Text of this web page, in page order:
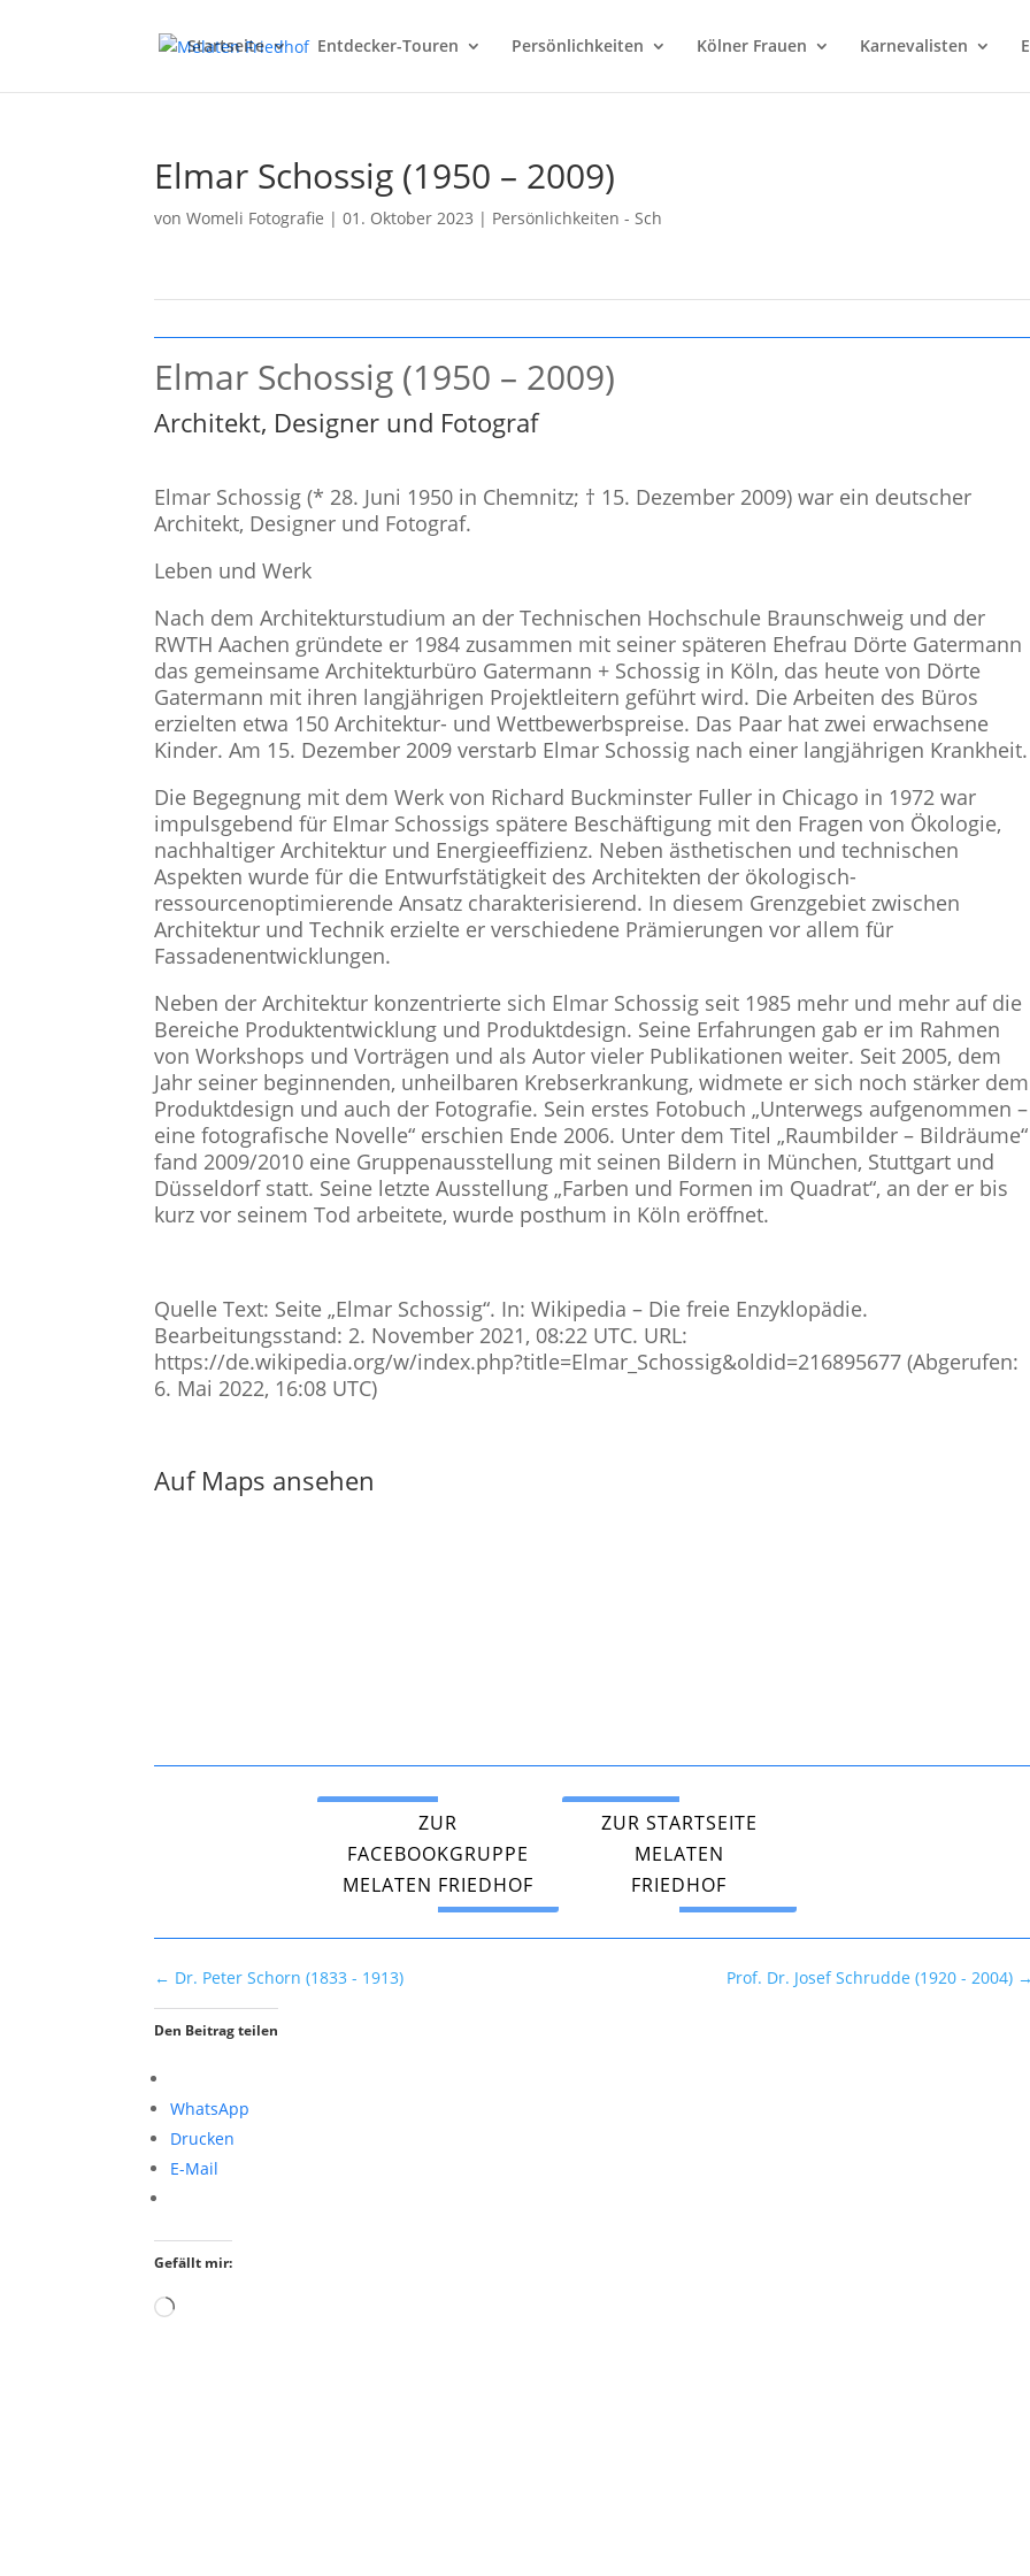
Startseite Entdecker-Touren Persönlichkeiten Kölner Frauen Karnevalisten
Elmar Schossig (1950 – 2009)
vonWomeli Fotografie |01. Oktober 2023 | Persönlichkeiten - Sch
Elmar Schossig (1950 – 2009)
Architekt, Designer und Fotograf
Elmar Schossig (* 28. Juni 1950 in Chemnitz; † 15. Dezember 2009) war ein deutscher
Architekt, Designer und Fotograf.
Leben und Werk
Nach dem Architekturstudium an der Technischen Hochschule Braunschweig und der
RWTH Aachen gründete er 1984 zusammen mit seiner späteren Ehefrau Dörte Gatermann
das gemeinsame Architekturbüro Gatermann + Schossig in Köln, das heute von Dörte
Gatermann mit ihren langjährigen Projektleitern geführt wird. Die Arbeiten des Büros
erzielten etwa 150 Architektur- und Wettbewerbspreise. Das Paar hat zwei erwachsene
Kinder. Am 15. Dezember 2009 verstarb Elmar Schossig nach einer langjährigen Krankheit.
Die Begegnung mit dem Werk von Richard Buckminster Fuller in Chicago in 1972 war
impulsgebend für Elmar Schossigs spätere Beschäftigung mit den Fragen von Ökologie,
nachhaltiger Architektur und Energieeffizienz. Neben ästhetischen und technischen
Aspekten wurde für die Entwurfstätigkeit des Architekten der ökologisch-
ressourcenoptimierende Ansatz charakterisierend. In diesem Grenzgebiet zwischen
Architektur und Technik erzielte er verschiedene Prämierungen vor allem für
Fassadenentwicklungen.
Neben der Architektur konzentrierte sich Elmar Schossig seit 1985 mehr und mehr auf die
Bereiche Produktentwicklung und Produktdesign. Seine Erfahrungen gab er im Rahmen
von Workshops und Vorträgen und als Autor vieler Publikationen weiter. Seit 2005, dem
Jahr seiner beginnenden, unheilbaren Krebserkrankung, widmete er sich noch stärker dem
Produktdesign und auch der Fotografie. Sein erstes Fotobuch „Unterwegs aufgenommen –
eine fotografische Novelle“ erschien Ende 2006. Unter dem Titel „Raumbilder – Bildräume“
fand 2009/2010 eine Gruppenausstellung mit seinen Bildern in München, Stuttgart und
Düsseldorf statt. Seine letzte Ausstellung „Farben und Formen im Quadrat“, an der er bis
kurz vor seinem Tod arbeitete, wurde posthum in Köln eröffnet.
Quelle Text: Seite „Elmar Schossig“. In: Wikipedia – Die freie Enzyklopädie.
Bearbeitungsstand: 2. November 2021, 08:22 UTC. URL:
https://de.wikipedia.org/w/index.php?title=Elmar_Schossig&oldid=216895677 (Abgerufen:
6. Mai 2022, 16:08 UTC)
Auf Maps ansehen
ZUR
FACEBOOKGRUPPE
MELATEN FRIEDHOF
ZUR STARTSEITE
MELATEN
FRIEDHOF
← Dr. Peter Schorn (1833 - 1913) Prof. Dr. Josef Schrudde (1920 - 2004)
Den Beitrag teilen
WhatsApp
Drucken
E-Mail
Gefällt mir:
Wird